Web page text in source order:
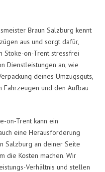
Braun Salzburg kennt
aus und sorgt dafür,
Stoke-on-Trent stressfrei
Dienstleistungen an, wie
deines Umzugsguts,
und den Aufbau
on-Trent kann ein
eine Herausforderung
Salzburg an deiner Seite
die Kosten machen. Wir
Verhältnis und stellen